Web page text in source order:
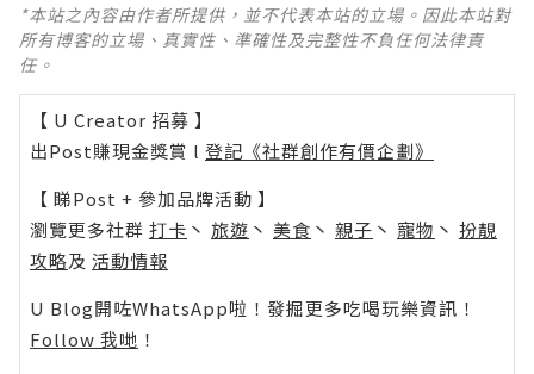
*本站之內容由作者所提供，並不代表本站的立場。因此本站對
所有博客的立場、真實性、準確性及完整性不負任何法律責
任。
【 U Creator 招募 】
出Post賺現金獎賞 l 登記《社群創作有價企劃》
【 睇Post + 參加品牌活動 】
瀏覽更多社群 打卡 丶 旅遊 丶 美食 丶 親子 丶 寵物 丶 扮靚
攻略及 活動情報
U Blog開咗WhatsApp啦！發掘更多吃喝玩樂資訊！
Follow 我哋 ！